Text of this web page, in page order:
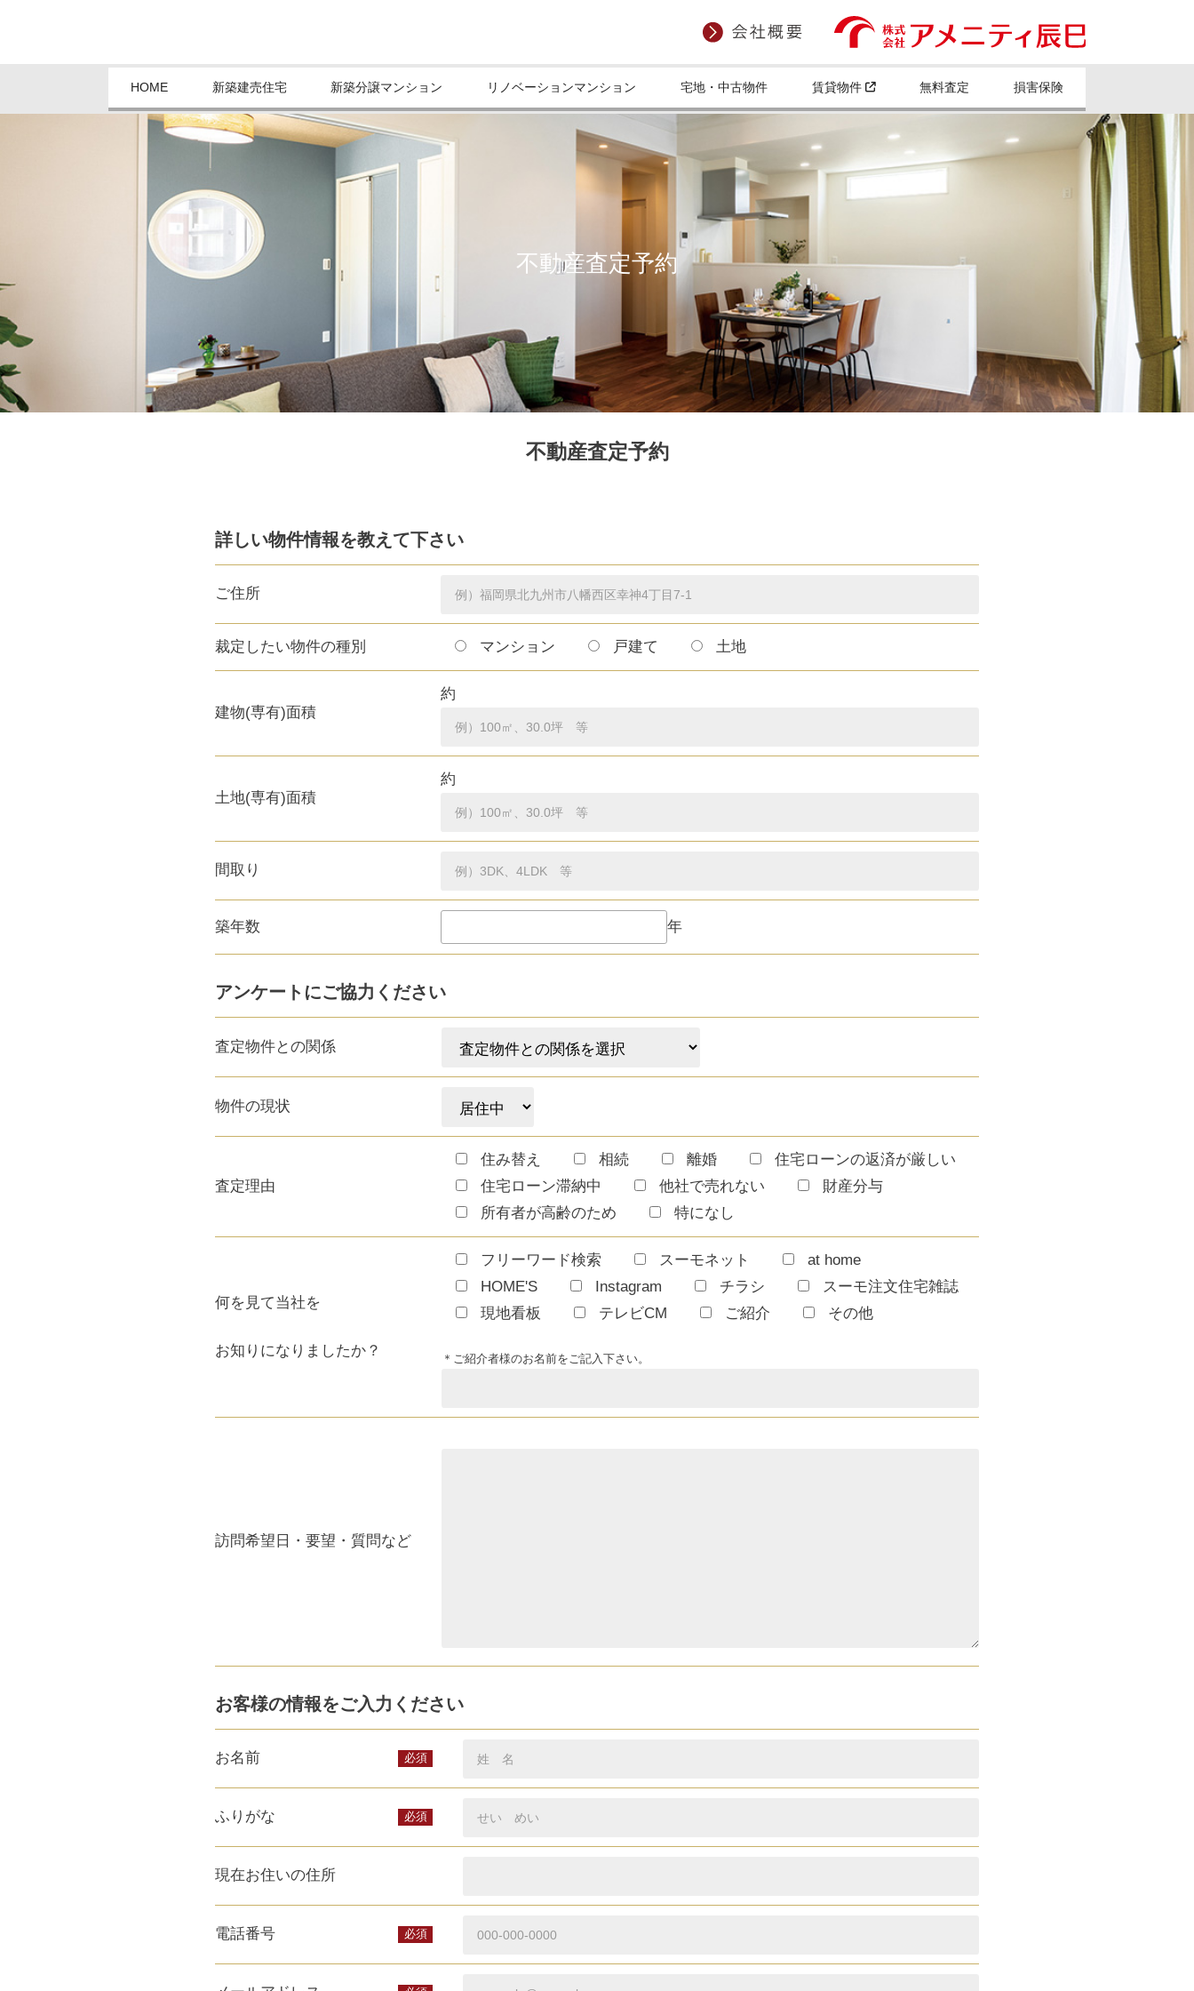
HOME 新築建売住宅 新築分譲マンション リノベーションマンション 宅地・中古物件 賃貸物件 無料査定 損害保険
不動産査定予約
不動産査定予約
詳しい物件情報を教えて下さい
ご住所
裁定したい物件の種別 マンション 戸建て 土地
建物(専有)面積
約
土地(専有)面積
約
間取り
築年数 年
アンケートにご協力ください
査定物件との関係
物件の現状
査定理由
住み替え 相続 離婚
住宅ローンの返済が厳しい
住宅ローン滞納中
他社で売れない
財産分与
所有者が高齢のため
特になし
何を見て当社を
お知りになりましたか？
フリーワード検索 スーモネット
at home
HOME'S
Instagram チラシ
スーモ注文住宅雑誌
現地看板
テレビCM ご紹介 その他
＊ご紹介者様のお名前をご記入下さい。
訪問希望日・要望・質問など
お客様の情報をご入力ください
お名前 必須
ふりがな 必須
現在お住いの住所
電話番号 必須